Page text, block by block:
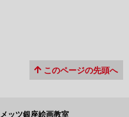
このページの先頭へ
メッツ銀座絵画教室